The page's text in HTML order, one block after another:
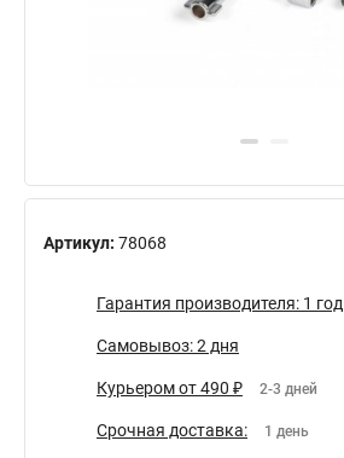
Артикул: 78068
Гарантия производителя: 1 год
Самовывоз: 2 дня
Курьером от 490 ₽ 2-3 дней
Срочная доставка: 1 день